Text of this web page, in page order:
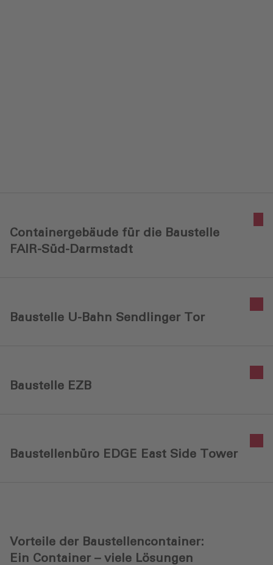
Containergebäude für die Baustelle
FAIR-Süd-Darmstadt
Baustelle U-Bahn Sendlinger Tor
Baustelle EZB
Baustellenbüro EDGE East Side Tower
Vorteile der Bau­stellen­container:
Ein Container – viele Lösungen